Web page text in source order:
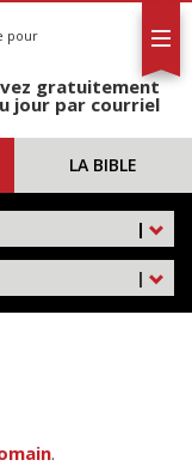
pour
gratuitement
jour par courriel
LA BIBLE
|
|
.